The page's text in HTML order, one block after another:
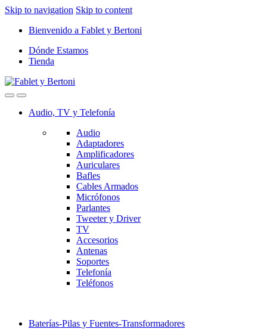
Skip to navigation Skip to content
Bienvenido a Fablet y Bertoni
Dónde Estamos
Tienda
Audio, TV y Telefonía
Audio
Adaptadores
Amplificadores
Auriculares
Bafles
Cables Armados
Micrófonos
Parlantes
Tweeter y Driver
TV
Accesorios
Antenas
Soportes
Telefonía
Teléfonos
Baterías-Pilas y Fuentes-Transformadores